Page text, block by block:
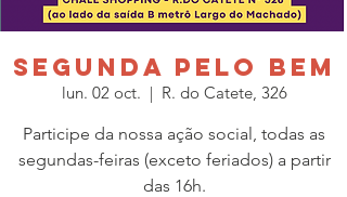
SEGUNDA PELO BEM
lun. 02 oct.
  |
R. do Catete, 326
Participe da nossa ação social, todas as
segundas-feiras (exceto feriados) a partir
das 16h.